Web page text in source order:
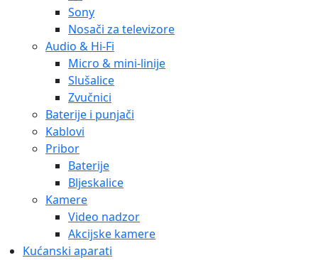
Sony
Nosači za televizore
Audio & Hi-Fi
Micro & mini-linije
Slušalice
Zvučnici
Baterije i punjači
Kablovi
Pribor
Baterije
Bljeskalice
Kamere
Video nadzor
Akcijske kamere
Kućanski aparati